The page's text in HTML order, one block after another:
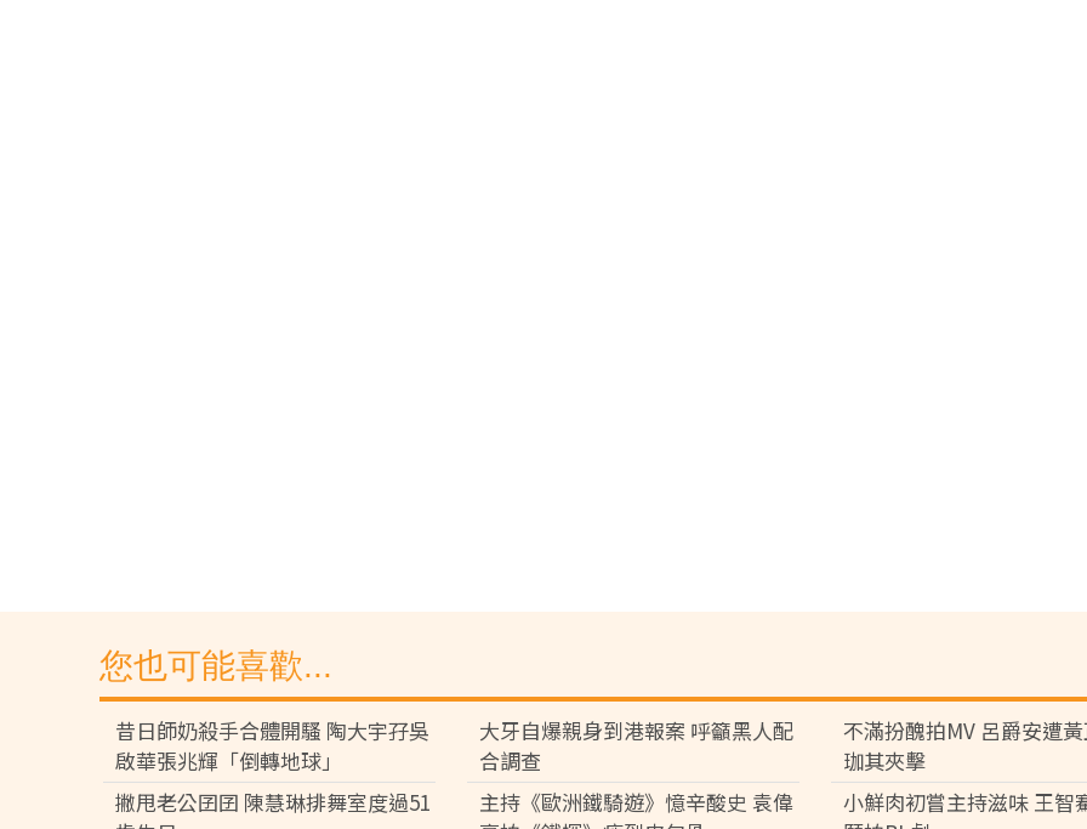
您也可能喜歡...
昔日師奶殺手合體開騷 陶大宇孖吳
啟華張兆輝「倒轉地球」
大牙自爆親身到港報案 呼籲黑人配
合調查
不滿扮醜拍MV 呂爵安遭
珈其夾擊
撇甩老公囝囝 陳慧琳排舞室度過51
主持《歐洲鐵騎遊》憶辛酸史 袁偉
小鮮肉初嘗主持滋味 王智